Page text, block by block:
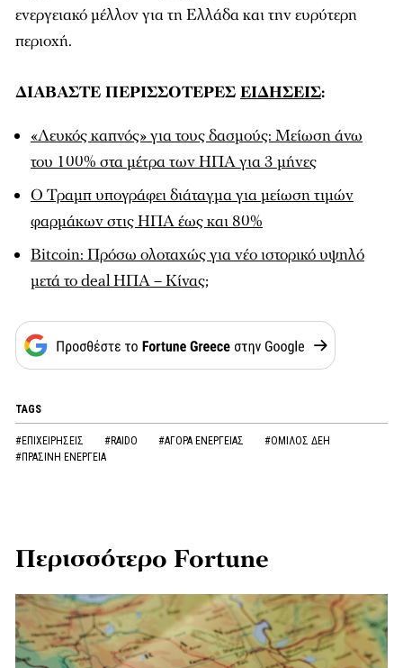
ενεργειακό μέλλον για τη Ελλάδα και την ευρύτερη
περιοχή.
ΔΙΑΒΑΣΤΕ ΠΕΡΙΣΣΟΤΕΡΕΣ ΕΙΔΗΣΕΙΣ:
«Λευκός καπνός» για τους δασμούς: Μείωση άνω
του 100% στα μέτρα των ΗΠΑ για 3 μήνες
O Τραμπ υπογράφει διάταγμα για μείωση τιμών
φαρμάκων στις ΗΠΑ έως και 80%
Bitcoin: Πρόσω ολοταχώς για νέο ιστορικό υψηλό
μετά το deal ΗΠΑ – Κίνας;
TAGS
#ΕΠΙΧΕΙΡΗΣΕΙΣ #RAIDO #ΑΓΟΡΑ ΕΝΕΡΓΕΙΑΣ
#ΟΜΙΛΟΣ ΔΕΗ
#ΠΡΑΣΙΝΗ ΕΝΕΡΓΕΙΑ
Περισσότερο Fortune